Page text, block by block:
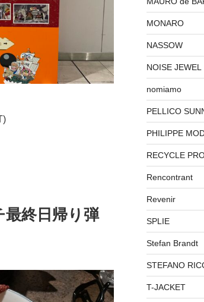
終日帰り弾
MONARO
NASSOW
NOISE JEWEL
nomiamo
PELLICO
PHILIPPE
RECYCLE
Rencontrant
Revenir
SPLIE
Stefan Brandt
STEFANO
T-JACKET